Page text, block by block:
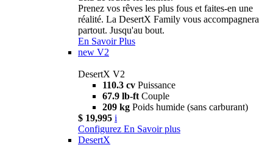
Prenez vos rêves les plus fous et faites-en une
réalité. La DesertX Family vous accompagnera
partout. Jusqu'au bout.
En Savoir Plus
new V2
DesertX V2
110.3 cv Puissance
67.9 lb-ft Couple
209 kg Poids humide (sans carburant)
$ 19,995 i
Configurez En Savoir plus
DesertX